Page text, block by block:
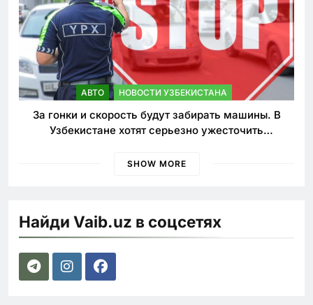
АВТО НОВОСТИ УЗБЕКИСТАНА
За гонки и скорость будут забирать машины. В
Узбекистане хотят серьезно ужесточить
SHOW MORE
Найди Vaib.uz в соцсетях